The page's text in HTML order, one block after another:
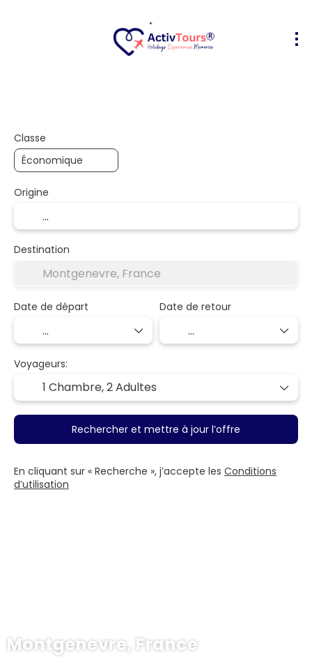
Montgenevre, France
Classe
Origine
Destination
Date de départ Date de retour
Voyageurs:
1 Chambre,2 Adultes
Rechercher et mettre à jour l’offre
En cliquant sur « Recherche », j’accepte les Conditions
d’utilisation